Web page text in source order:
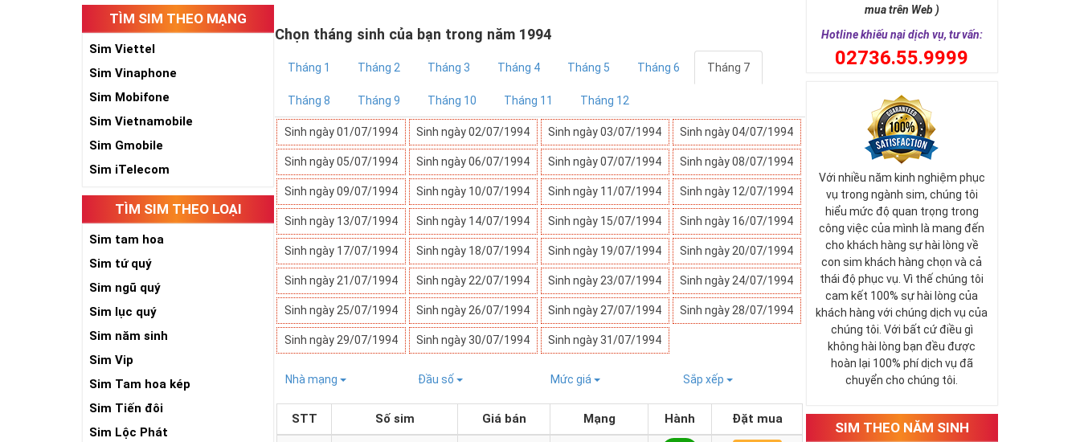
TÌM SIM THEO MẠNG
Sim Viettel
Sim Vinaphone
Sim Mobifone
Sim Vietnamobile
Sim Gmobile
Sim iTelecom
TÌM SIM THEO LOẠI
Sim tam hoa
Sim tứ quý
Sim ngũ quý
Sim lục quý
Sim năm sinh
Sim Vip
Sim Tam hoa kép
Sim Tiến đôi
Sim Lộc Phát
Chọn tháng sinh của bạn trong năm 1994
Tháng 1 Tháng 2 Tháng 3 Tháng 4 Tháng 5 Tháng 6 Tháng 7
Tháng 8 Tháng 9 Tháng 10 Tháng 11 Tháng 12
Sinh ngày 01/07/1994 Sinh ngày 02/07/1994 Sinh ngày 03/07/1994 Sinh ngày 04/07/1994
Sinh ngày 05/07/1994 Sinh ngày 06/07/1994 Sinh ngày 07/07/1994 Sinh ngày 08/07/1994
Sinh ngày 09/07/1994 Sinh ngày 10/07/1994 Sinh ngày 11/07/1994 Sinh ngày 12/07/1994
Sinh ngày 13/07/1994 Sinh ngày 14/07/1994 Sinh ngày 15/07/1994 Sinh ngày 16/07/1994
Sinh ngày 17/07/1994 Sinh ngày 18/07/1994 Sinh ngày 19/07/1994 Sinh ngày 20/07/1994
Sinh ngày 21/07/1994 Sinh ngày 22/07/1994 Sinh ngày 23/07/1994 Sinh ngày 24/07/1994
Sinh ngày 25/07/1994 Sinh ngày 26/07/1994 Sinh ngày 27/07/1994 Sinh ngày 28/07/1994
Sinh ngày 29/07/1994 Sinh ngày 30/07/1994 Sinh ngày 31/07/1994
Nhà mạng Đầu số Mức giá Sắp xếp
STT Số sim Giá bán Mạng Hành Đặt mua
mua trên Web )
Hotline khiếu nại dịch vụ, tư vấn:
02736.55.9999
Với nhiều năm kinh nghiệm phục
vụ trong ngành sim, chúng tôi
hiểu mức độ quan trọng trong
công việc của mình là mang đến
cho khách hàng sự hài lòng về
con sim khách hàng chọn và cả
thái độ phục vụ. Vì thế chúng tôi
cam kết 100% sự hài lòng của
khách hàng với chúng dịch vụ của
chúng tôi. Với bất cứ điều gì
không hài lòng bạn đều được
hoàn lại 100% phí dịch vụ đã
chuyển cho chúng tôi.
SIM THEO NĂM SINH